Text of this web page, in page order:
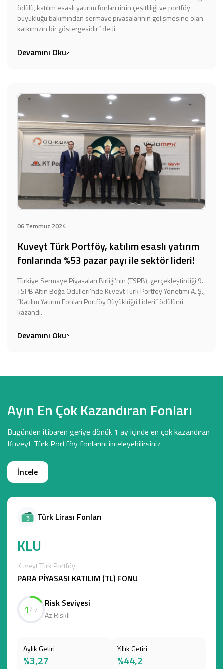
ödülü, katılım esaslı yatırım fonları ürün çeşitliliği ve portföy
büyüklüğü bakımından sermaye piyasalarının gelişmesine olan
katkımızın bir göstergesidir” dedi.
Devamını Oku
06 Temmuz 2024
Kuveyt Türk Portföy, katılım esaslı yatırım
fonlarında %53 pazar payı ile sektör lideri!
Türkiye Sermaye Piyasaları Birliği’nin (TSPB), gerçekleştirdiği 9.
TSPB Altın Boğa Ödülleri’nde Kuveyt Türk Portföy Yönetimi A. Ş.,
“Katılım Yatırım Fonları Portföy Büyüklüğü Lideri” ödülünü
kazandı.
Devamını Oku
Ayın En Çok Kazandıran Fonları
Bugünden itibaren geriye dönük 1 ay içinde en çok kazandıran
Kuveyt Türk Portföy fonlarını inceleyebilirsiniz.
İncele
Türk Lirası Fonları
KLU
Kuveyt Türk Portföy
PARA PİYASASI KATILIM (TL) FONU
1/ 7
Risk Seviyesi
Az Riskli
Aylık Getiri
%3,27
Yıllık Getiri
%44,2